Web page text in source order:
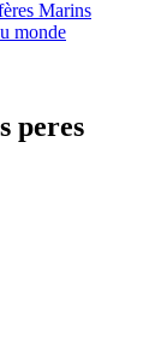
Marins
monde
peres